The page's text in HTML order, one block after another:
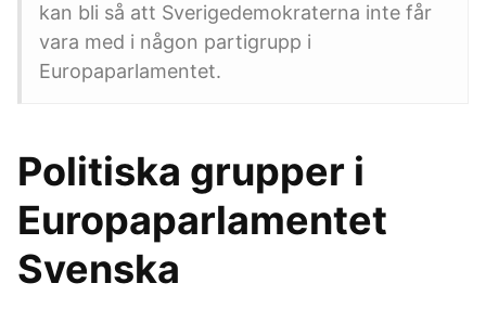
kan bli så att Sverigedemokraterna inte får
vara med i någon partigrupp i
Europaparlamentet.
Politiska grupper i
Europaparlamentet
Svenska